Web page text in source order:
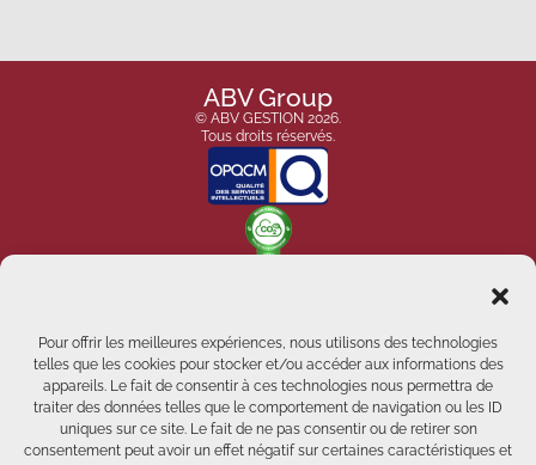
Pour offrir les meilleures expériences, nous utilisons des technologies
telles que les cookies pour stocker et/ou accéder aux informations des
appareils. Le fait de consentir à ces technologies nous permettra de
traiter des données telles que le comportement de navigation ou les ID
uniques sur ce site. Le fait de ne pas consentir ou de retirer son
consentement peut avoir un effet négatif sur certaines caractéristiques et
ABV Group
© ABV GESTION 2026.
Tous droits réservés.